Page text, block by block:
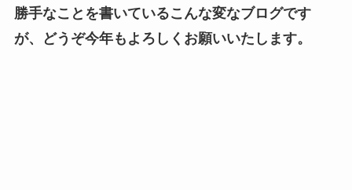
勝手なことを書いているこんな変なブログです
が、どうぞ今年もよろしくお願いいたします。